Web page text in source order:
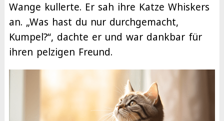
Wange kullerte. Er sah ihre Katze Whiskers
an. „Was hast du nur durchgemacht,
Kumpel?“, dachte er und war dankbar für
ihren pelzigen Freund.